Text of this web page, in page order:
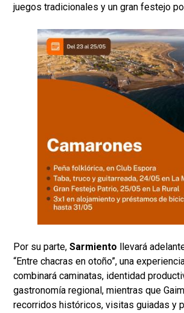
juegos tradicionales y un gran festejo
Por su parte, Sarmiento llevará
“Entre chacras en otoño”, una
combinará caminatas, identidad
gastronomía regional, mientras que
recorridos históricos, visitas guiadas y